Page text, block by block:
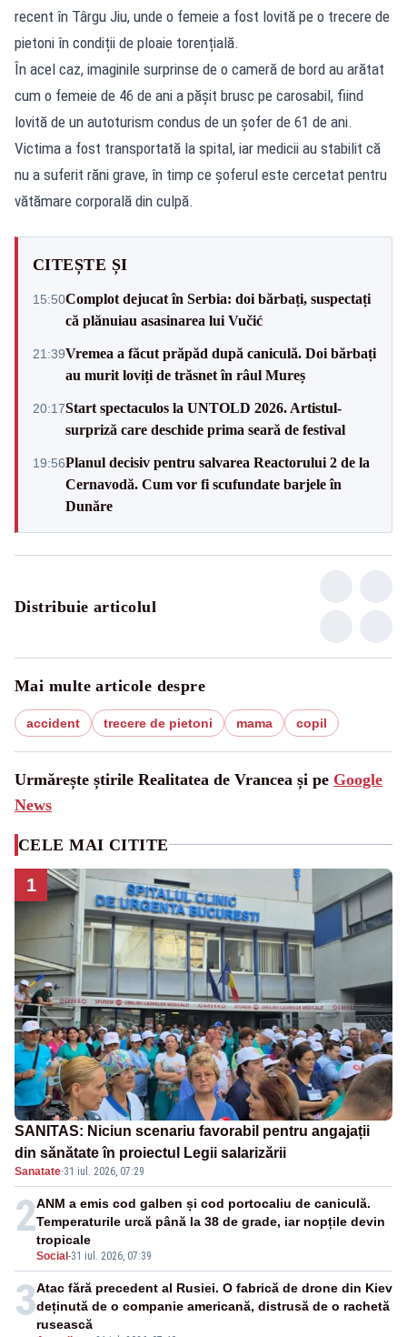
recent în Târgu Jiu, unde o femeie a fost lovită pe o trecere de
pietoni în condiții de ploaie torențială.
În acel caz, imaginile surprinse de o cameră de bord au arătat
cum o femeie de 46 de ani a pășit brusc pe carosabil, fiind
lovită de un autoturism condus de un șofer de 61 de ani.
Victima a fost transportată la spital, iar medicii au stabilit că
nu a suferit răni grave, în timp ce șoferul este cercetat pentru
vătămare corporală din culpă.
CITEȘTE ȘI
15:50Complot dejucat în Serbia: doi bărbați, suspectați
că plănuiau asasinarea lui Vučić
21:39Vremea a făcut prăpăd după caniculă. Doi bărbați
au murit loviți de trăsnet în râul Mureș
20:17Start spectaculos la UNTOLD 2026. Artistul-
surpriză care deschide prima seară de festival
19:56Planul decisiv pentru salvarea Reactorului 2 de la
Cernavodă. Cum vor fi scufundate barjele în
Dunăre
Distribuie articolul
Mai multe articole despre
accident trecere de pietoni mama copil
Urmărește știrile Realitatea de Vrancea și pe Google
News
CELE MAI CITITE
1
SANITAS: Niciun scenariu favorabil pentru angajații
din sănătate în proiectul Legii salarizării
Sanatate·31 iul. 2026, 07:29
2
Social -31 iul. 2026, 07:39
ANM a emis cod galben și cod portocaliu de caniculă.
Temperaturile urcă până la 38 de grade, iar nopțile devin
tropicale
3Atac fără precedent al Rusiei. O fabrică de drone din Kiev
deținută de o companie americană, distrusă de o rachetă
rusească